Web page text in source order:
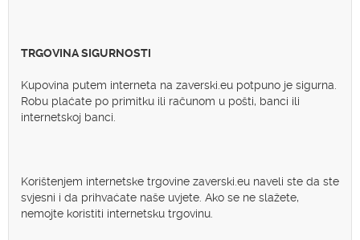
TRGOVINA SIGURNOSTI
Kupovina putem interneta na zaverski.eu potpuno je sigurna.
Robu plaćate po primitku ili računom u pošti, banci ili
internetskoj banci.
Korištenjem internetske trgovine zaverski.eu naveli ste da ste
svjesni i da prihvaćate naše uvjete. Ako se ne slažete,
nemojte koristiti internetsku trgovinu.